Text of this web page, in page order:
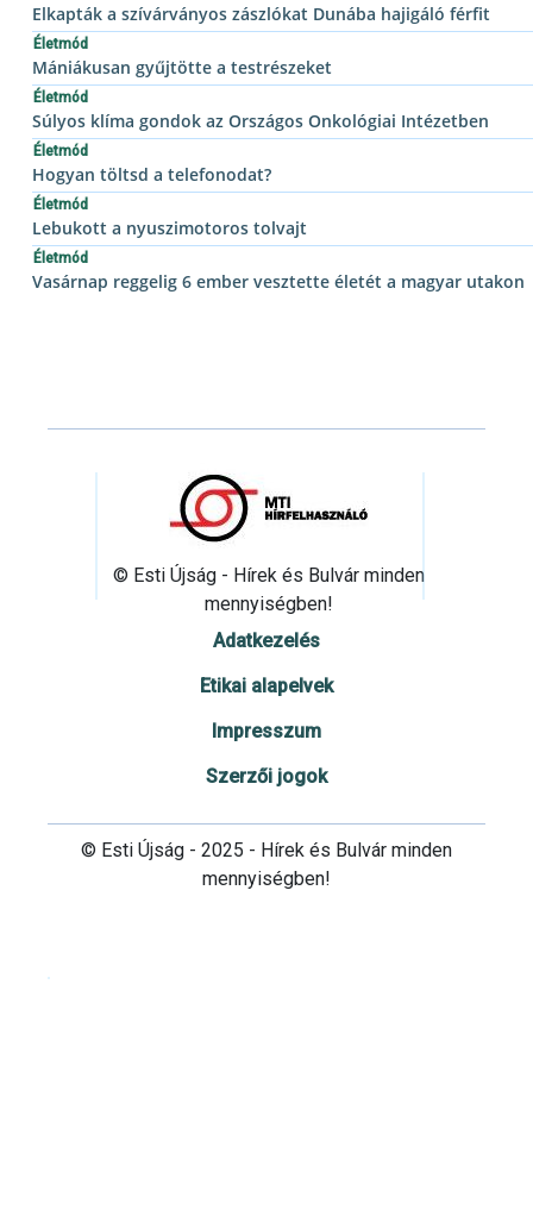
Elkapták a szívárványos zászlókat Dunába hajigáló férfit
Életmód
Mániákusan gyűjtötte a testrészeket
Életmód
Súlyos klíma gondok az Országos Onkológiai Intézetben
Életmód
Hogyan töltsd a telefonodat?
Életmód
Lebukott a nyuszimotoros tolvajt
Életmód
Vasárnap reggelig 6 ember vesztette életét a magyar utakon
© Esti Újság - Hírek és Bulvár minden
mennyiségben!
Adatkezelés
Etikai alapelvek
Impresszum
Szerzői jogok
© Esti Újság - 2025 - Hírek és Bulvár minden
mennyiségben!